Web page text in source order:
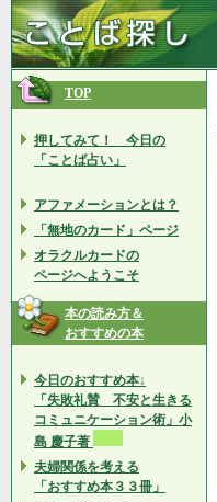
TOP
押してみて！ 今日の
「ことば占い」
アファメーションとは？
「無地のカード」ページ
オラクルカードの
ページへようこそ
本の読み方＆
おすすめの本
今日のおすすめ本↓
「失敗礼賛 不安と生きる
コミュニケーション術」小
島 慶子著
夫婦関係を考える
「おすすめ本３３冊」